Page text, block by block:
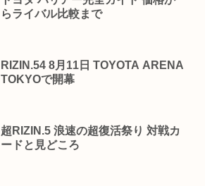
らライバル比較まで
RIZIN.54 8月11日 TOYOTA ARENA
TOKYOで開幕
超RIZIN.5 浪速の超復活祭り 対戦カ
ードと見どころ